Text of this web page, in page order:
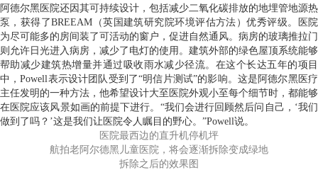
阿德尔黑医院还因其可持续设计，包括减少二氧化碳排放的地埋管地源热
泵，获得了BREEAM（英国建筑研究院环境评估方法）优秀评级。医院
为尽可能多的房间装了可活动的窗户，促进自然通风。病房的玻璃推拉门
则允许日光进入病房，减少了电灯的使用。建筑外部的绿色屋顶系统能够
帮助减少建筑热增量并通过吸收雨水减少径流。在这个长达五年的项目
中，Powell表示设计团队受到了“明信片测试”的影响。这是阿德尔黑医疗
主任发明的一种方法，他希望设计大至医院外观小至每个细节时，都能够
在医院应该风景如画的前提下进行。“我们会进行回顾然后问自己，‘我们
做到了吗？’这是我们让医院令人瞩目的野心。”Powell说。
医院最西边的直升机停机坪
航拍老阿尔德黑儿童医院，将会逐渐拆除变成绿地
拆除之后的效果图